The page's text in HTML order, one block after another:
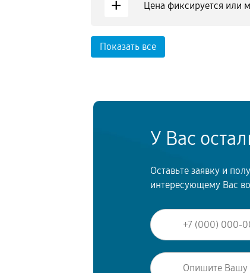
+ Цена фиксируется или
Показать все
У Вас
Оставьте заявку и
интересующему Вас